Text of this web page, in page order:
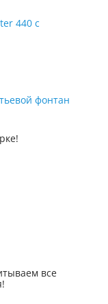
440 с
фонтан
все